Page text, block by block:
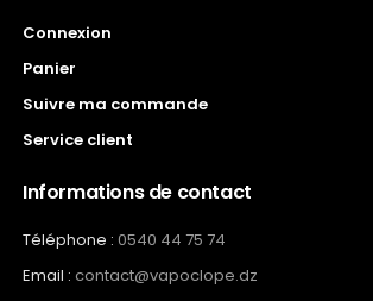
Connexion
Panier
Suivre ma commande
Service client
Informations de contact
Téléphone : 0540 44 75 74
Email : contact@vapoclope.dz